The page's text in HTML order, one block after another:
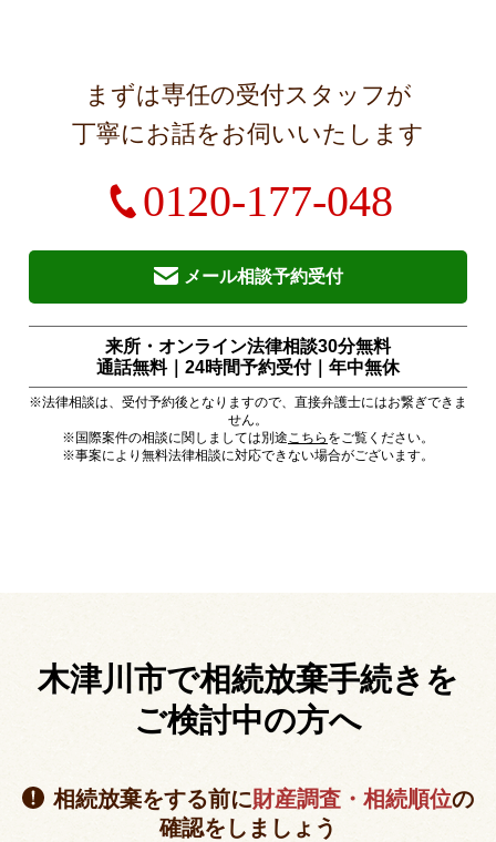
まずは専任の受付スタッフが
丁寧にお話をお伺いいたします
0120-177-048
メール相談予約受付
来所・オンライン法律相談30分無料
通話無料｜24時間予約受付｜ 年中無休
※法律相談は、受付予約後となりますので、直接弁護士にはお繋ぎできま
せん。
※国際案件の相談に関しましては別途こちら をご覧ください。
※事案により無料法律相談に対応できない場合がございます。
木津川市で相続放棄手続きを
ご検討中の方へ
相続放棄をする前に財産調査・相続順位の
確認をしましょう